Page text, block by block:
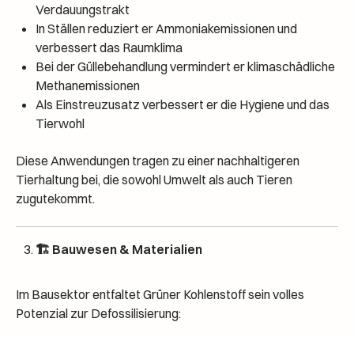
Verdauungstrakt
In Ställen reduziert er Ammoniakemissionen und
verbessert das Raumklima
Bei der Güllebehandlung vermindert er klimaschädliche
Methanemissionen
Als Einstreuzusatz verbessert er die Hygiene und das
Tierwohl
Diese Anwendungen tragen zu einer nachhaltigeren
Tierhaltung bei, die sowohl Umwelt als auch Tieren
zugutekommt.
🏗️ Bauwesen & Materialien
Im Bausektor entfaltet Grüner Kohlenstoff sein volles
Potenzial zur Defossilisierung: